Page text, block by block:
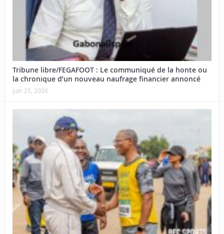
Tribune libre/FEGAFOOT : Le communiqué de la honte ou
la chronique d’un nouveau naufrage financier annoncé
juin 25, 2026